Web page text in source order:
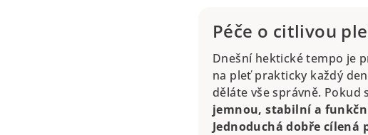
Péče o citlivou
Dnešní hektické tempo je
na pleť prakticky každý
děláte vše správně.
jemnou, stabilní a
Jednoduchá dobře cílená